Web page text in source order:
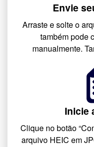
Envie
Arraste e solte o
também pode
manualmente.
Inicie
Clique no botão
arquivo HEIC em